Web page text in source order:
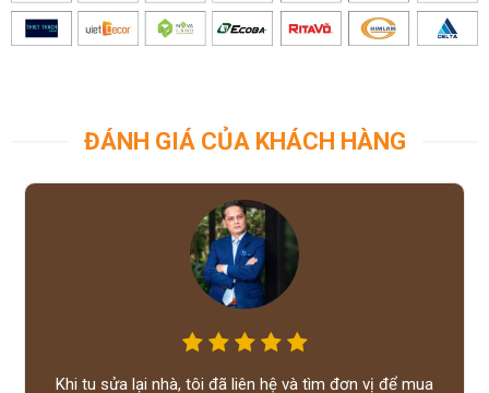
ĐÁNH GIÁ CỦA KHÁCH HÀNG
Khi tu sửa lại nhà, tôi đã liên hệ và tìm đơn vị để mua